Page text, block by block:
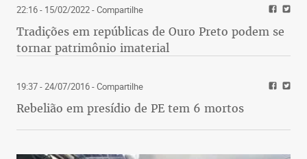
22:16 - 15/02/2022- Compartilhe
Tradições em repúblicas de Ouro Preto podem se
tornar patrimônio imaterial
19:37 - 24/07/2016- Compartilhe
Rebelião em presídio de PE tem 6 mortos